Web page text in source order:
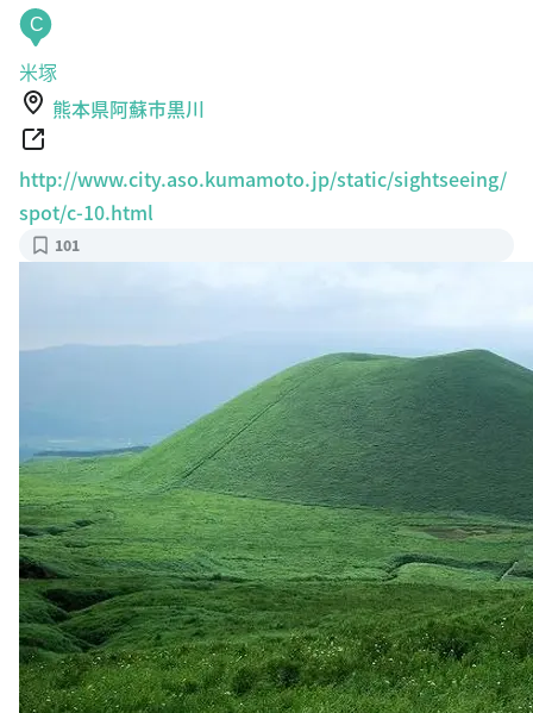
C
米塚
熊本県阿蘇市黒川
http://www.city.aso.kumamoto.jp/static/sightseeing/
spot/c-10.html
101